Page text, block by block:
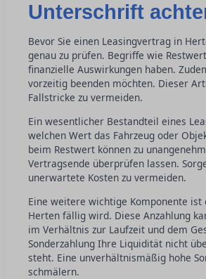
Unterschrift
Bevor Sie einen Leasingvertrag in
genau zu prüfen. Begriffe wie
finanzielle Auswirkungen haben.
vorzeitig beenden möchten. Dieser
Fallstricke zu vermeiden.
Ein wesentlicher Bestandteil eines
welchen Wert das Fahrzeug oder
beim Restwert können zu
Vertragsende überprüfen lassen.
unerwartete Kosten zu vermeiden.
Eine weitere wichtige Komponente ist
Herten fällig wird. Diese Anzahlung
im Verhältnis zur Laufzeit und dem
Sonderzahlung Ihre Liquidität nicht
steht. Eine unverhältnismäßig hohe
schmälern.